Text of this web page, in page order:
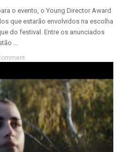
o evento, o Young Director Award
que estarão envolvidos na escolha
do festival. Entre os anunciados
...